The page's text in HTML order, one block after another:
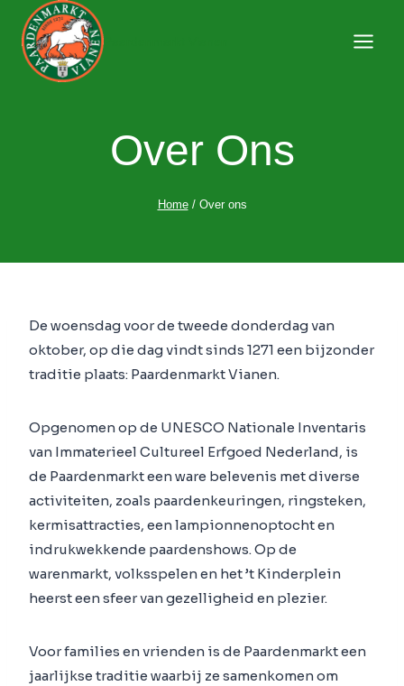
Doorgaan
naar
inhoud
Over Ons
Home / Over ons
De woensdag voor de tweede donderdag van
oktober, op die dag vindt sinds 1271 een bijzonder
traditie plaats: Paardenmarkt Vianen.
Opgenomen op de UNESCO Nationale Inventaris
van Immaterieel Cultureel Erfgoed Nederland, is
de Paardenmarkt een ware belevenis met diverse
activiteiten, zoals paardenkeuringen, ringsteken,
kermisattracties, een lampionnenoptocht en
indrukwekkende paardenshows. Op de
warenmarkt, volksspelen en het ’t Kinderplein
heerst een sfeer van gezelligheid en plezier.
Voor families en vrienden is de Paardenmarkt een
jaarlijkse traditie waarbij ze samenkomen om